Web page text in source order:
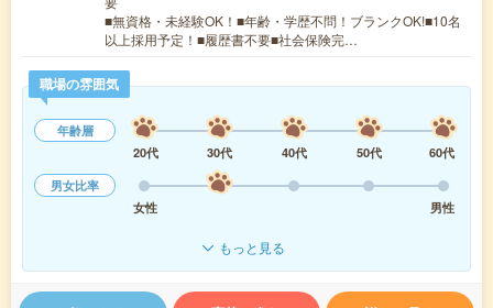
■無資格・未経験OK！■年齢・学歴不問！ブランクOK!■10名
以上採用予定！■履歴書不要■社会保険完…
職場の雰囲気
年齢層
20代
30代 40代 50代
60代
男女比率
女性
男性
もっと見る